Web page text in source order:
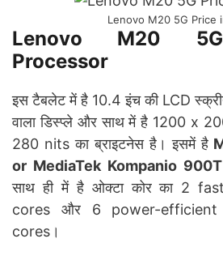
Lenovo M20 5G Price
Lenovo M20
Processor
इस टैबलेट में है 10.4 इंच की LCD
वाला डिस्प्ले और साथ में है 1200 x
280 nits का ब्राइटनेस है। इसमें है
or MediaTek Kompanio 900T
साथ ही में है ओक्टा कोर का 2
cores और 6 power-efficient
cores।